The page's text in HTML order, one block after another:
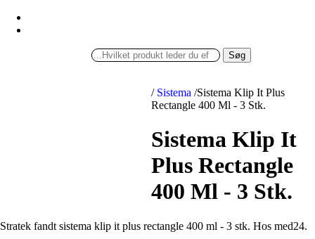
Søg
/ Sistema /Sistema Klip It Plus
Rectangle 400 Ml - 3 Stk.
Sistema Klip It
Plus Rectangle
400 Ml - 3 Stk.
Stratek fandt sistema klip it plus rectangle 400 ml - 3 stk. Hos med24.